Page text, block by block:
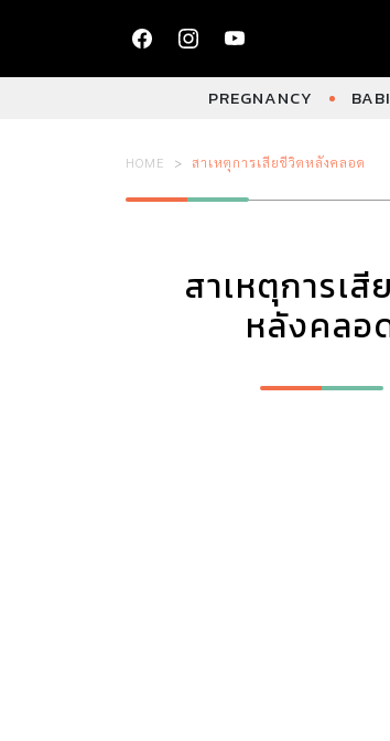
PREGNANCY
HOME สาเหตุการเสียชีวิตหลังคลอด
สาเหตุการเสี
หลังคลอ